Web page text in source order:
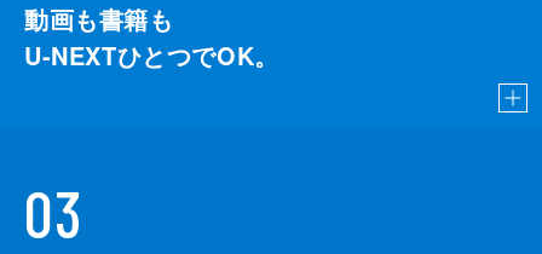
動画も書籍も
U-NEXTひとつでOK。
03